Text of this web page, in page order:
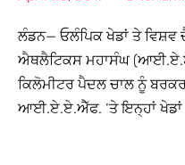
ਲੰਡਨ— ਓਲੰਪਿਕ ਖੇਡਾਂ ਤੇ ਵਿਸ਼ਵ
ਐਥਲੈਟਿਕਸ ਮਹਾਸੰਘ
ਕਿਲੋਮੀਟਰ ਪੈਦਲ ਚਾਲ ਨੂੰ
ਆਈ.ਏ.ਏ.ਐੱਫ. ‘ਤੇ ਇਨ੍ਹਾਂ ਖੇਡਾਂ